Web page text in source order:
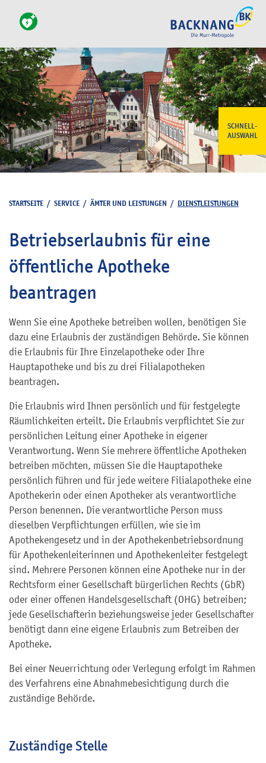
SCHNELL-
AUSWAHL
STARTSEITE / SERVICE / ÄMTER UND LEISTUNGEN / DIENSTLEISTUNGEN
Betriebserlaubnis für eine
öffentliche Apotheke
beantragen
Wenn Sie eine Apotheke betreiben wollen, benötigen Sie
dazu eine Erlaubnis der zuständigen Behörde. Sie können
die Erlaubnis für Ihre Einzelapotheke oder Ihre
Hauptapotheke und bis zu drei Filialapotheken
beantragen.
Die Erlaubnis wird Ihnen persönlich und für festgelegte
Räumlichkeiten erteilt. Die Erlaubnis verpflichtet Sie zur
persönlichen Leitung einer Apotheke in eigener
Verantwortung. Wenn Sie mehrere öffentliche Apotheken
betreiben möchten, müssen Sie die Hauptapotheke
persönlich führen und für jede weitere Filialapotheke eine
Apothekerin oder einen Apotheker als verantwortliche
Person benennen. Die verantwortliche Person muss
dieselben Verpflichtungen erfüllen, wie sie im
Apothekengesetz und in der Apothekenbetriebsordnung
für Apothekenleiterinnen und Apothekenleiter festgelegt
sind. Mehrere Personen können eine Apotheke nur in der
Rechtsform einer Gesellschaft bürgerlichen Rechts (GbR)
oder einer offenen Handelsgesellschaft (OHG) betreiben;
jede Gesellschafterin beziehungsweise jeder Gesellschafter
benötigt dann eine eigene Erlaubnis zum Betreiben der
Apotheke.
Bei einer Neuerrichtung oder Verlegung erfolgt im Rahmen
des Verfahrens eine Abnahmebesichtigung durch die
zuständige Behörde.
Zuständige Stelle